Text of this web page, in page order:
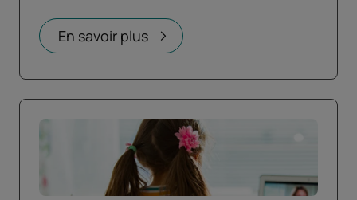
En savoir plus